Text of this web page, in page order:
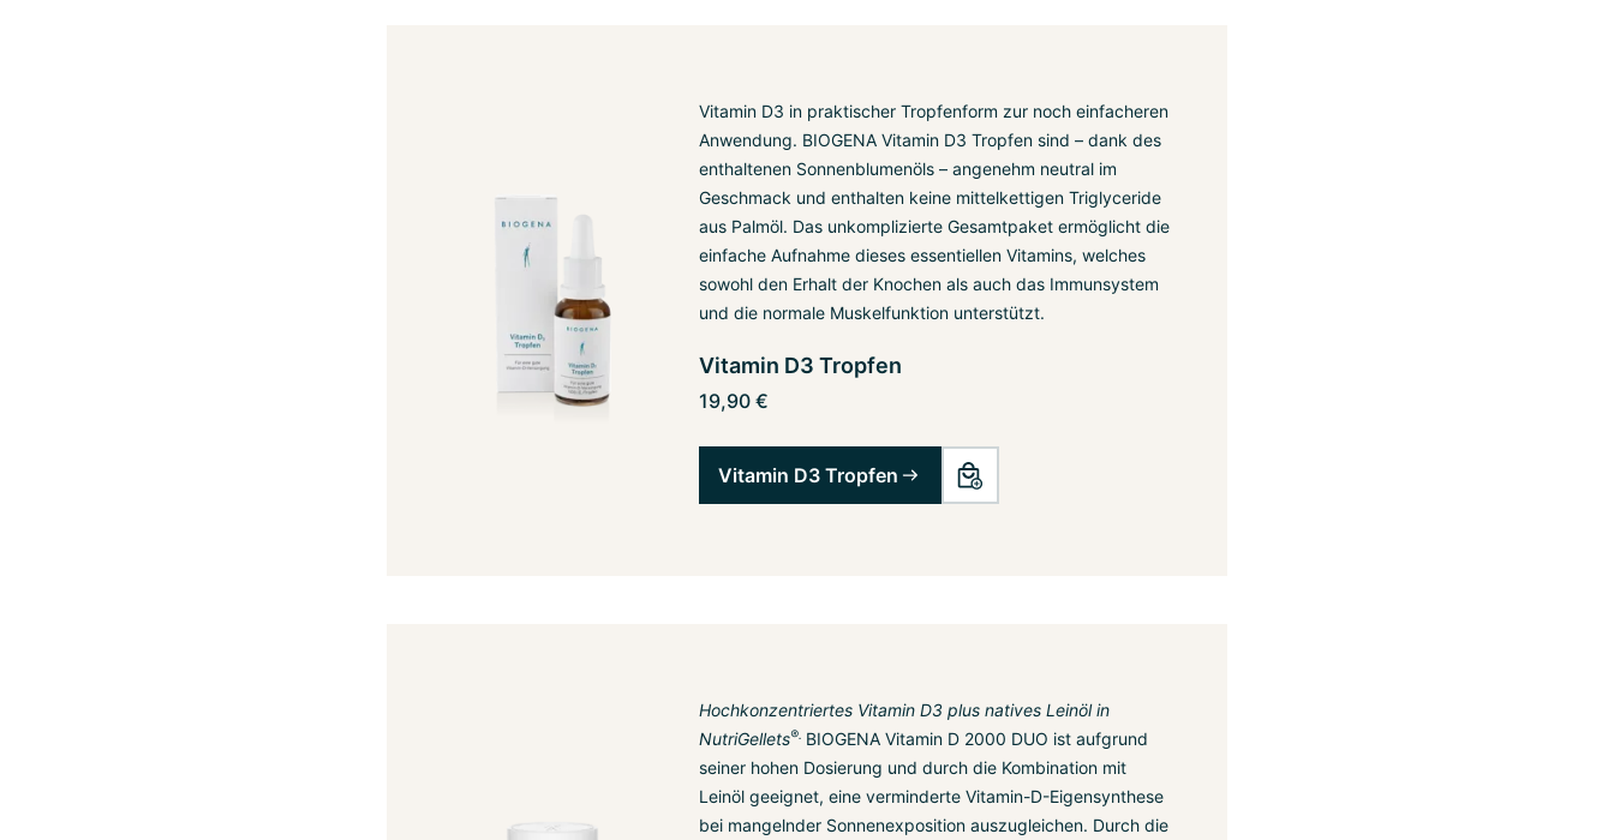
Vitamin D3 in praktischer Tropfenform zur noch einfacheren
Anwendung. BIOGENA Vitamin D3 Tropfen sind – dank des
enthaltenen Sonnenblumenöls – angenehm neutral im
Geschmack und enthalten keine mittelkettigen Triglyceride
aus Palmöl. Das unkomplizierte Gesamtpaket ermöglicht die
einfache Aufnahme dieses essentiellen Vitamins, welches
sowohl den Erhalt der Knochen als auch das Immunsystem
und die normale Muskelfunktion unterstützt.
Vitamin D3 Tropfen
19,90 €
Vitamin D3 Tropfen
Hochkonzentriertes Vitamin D3 plus natives Leinöl in
NutriGellets®. BIOGENA Vitamin D 2000 DUO ist aufgrund
seiner hohen Dosierung und durch die Kombination mit
Leinöl geeignet, eine verminderte Vitamin-D-Eigensynthese
bei mangelnder Sonnenexposition auszugleichen. Durch die